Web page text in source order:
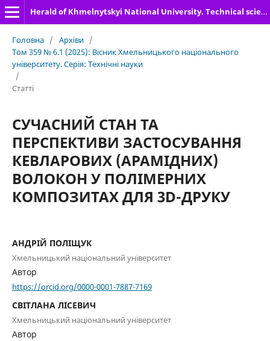
Herald of Khmelnytskyi National University. Technical sciences
Головна / Архіви /
Том 359 № 6.1 (2025): Вісник Хмельницького національного
університету. Серія: Технічні науки
/
Статті
СУЧАСНИЙ СТАН ТА
ПЕРСПЕКТИВИ ЗАСТОСУВАННЯ
КЕВЛАРОВИХ (АРАМІДНИХ)
ВОЛОКОН У ПОЛІМЕРНИХ
КОМПОЗИТАХ ДЛЯ 3D-ДРУКУ
АНДРІЙ ПОЛІЩУК
Хмельницький національний університет
Автор
https://orcid.org/0000-0001-7887-7169
СВІТЛАНА ЛІСЕВИЧ
Хмельницький національний університет
Автор